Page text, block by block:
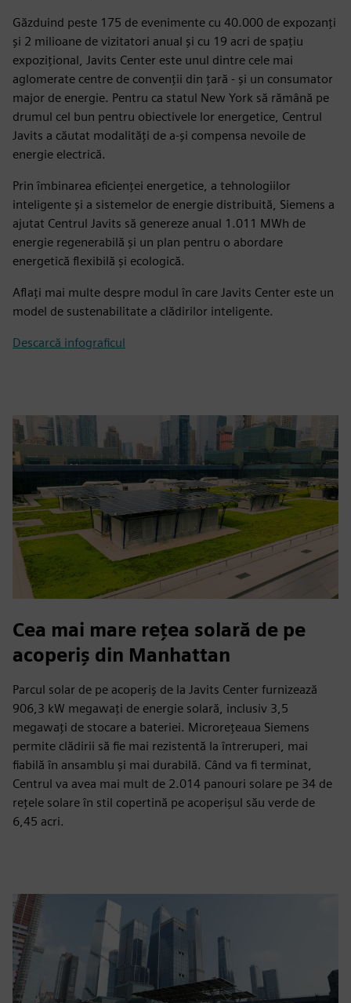
Găzduind peste 175 de evenimente cu 40.000 de expozanți
și 2 milioane de vizitatori anual și cu 19 acri de spațiu
expozițional, Javits Center este unul dintre cele mai
aglomerate centre de convenții din țară - și un consumator
major de energie. Pentru ca statul New York să rămână pe
drumul cel bun pentru obiectivele lor energetice, Centrul
Javits a căutat modalități de a-și compensa nevoile de
energie electrică.
Prin îmbinarea eficienței energetice, a tehnologiilor
inteligente și a sistemelor de energie distribuită, Siemens a
ajutat Centrul Javits să genereze anual 1.011 MWh de
energie regenerabilă și un plan pentru o abordare
energetică flexibilă și ecologică.
Aflați mai multe despre modul în care Javits Center este un
model de sustenabilitate a clădirilor inteligente.
Descarcă infograficul
Cea mai mare rețea solară de pe
acoperiș din Manhattan
Parcul solar de pe acoperiș de la Javits Center furnizează
906,3 kW megawați de energie solară, inclusiv 3,5
megawați de stocare a bateriei. Microrețeaua Siemens
permite clădirii să fie mai rezistentă la întreruperi, mai
fiabilă în ansamblu și mai durabilă. Când va fi terminat,
Centrul va avea mai mult de 2.014 panouri solare pe 34 de
rețele solare în stil copertină pe acoperișul său verde de
6,45 acri.